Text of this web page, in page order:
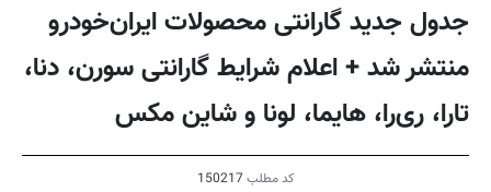
جدول جدید گارانتی محصولات ایران‌خودرو
منتشر شد + اعلام شرایط گارانتی سورن، دنا،
تارا، ری‌را، هایما، لونا و شاین مکس
کد مطلب 150217